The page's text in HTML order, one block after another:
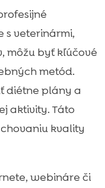
s veterinármi,
môžu byť kľúčové
metód.
diétne plány a
aktivity. Táto
kvality
webináre či